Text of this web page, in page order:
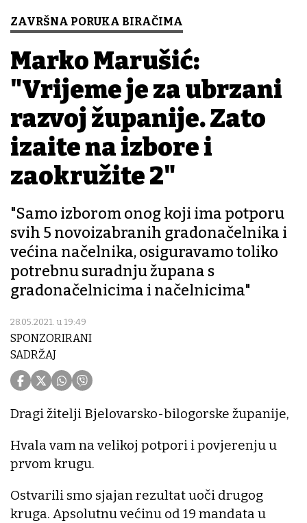
ZAVRŠNA PORUKA BIRAČIMA
Marko Marušić:
"Vrijeme je za ubrzani
razvoj županije. Zato
izađite na izbore i
zaokružite 2"
"Samo izborom onog koji ima potporu
svih 5 novoizabranih gradonačelnika i
većina načelnika, osiguravamo toliko
potrebnu suradnju župana s
gradonačelnicima i načelnicima"
28.05.2021. u 19:49
SPONZORIRANI
SADRŽAJ
Dragi žitelji Bjelovarsko-bilogorske županije,
Hvala vam na velikoj potpori i povjerenju u
prvom krugu.
Ostvarili smo sjajan rezultat uoči drugog
kruga. Apsolutnu većinu od 19 mandata u